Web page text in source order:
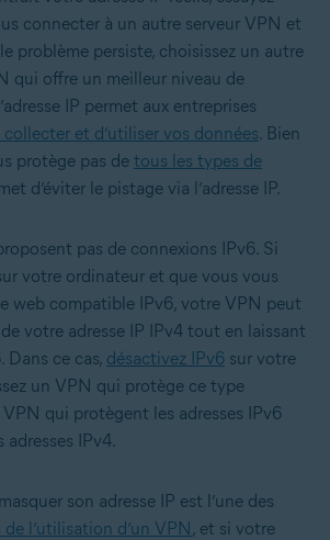
connecter à un autre serveur VPN et
problème persiste, choisissez un autre
qui offre un meilleur niveau de
IP permet aux entreprises
et d’utiliser vos données. Bien
protège pas de tous les types de
d’éviter le pistage via l’adresse IP.
pas de connexions IPv6. Si
votre ordinateur et que vous vous
web compatible IPv6, votre VPN peut
votre adresse IP IPv4 tout en laissant
ce cas, désactivez IPv6 sur votre
un VPN qui protège ce type
VPN qui protègent les adresses IPv6
IPv4.
son adresse IP est l’une des
de l’utilisation d’un VPN , et si votre